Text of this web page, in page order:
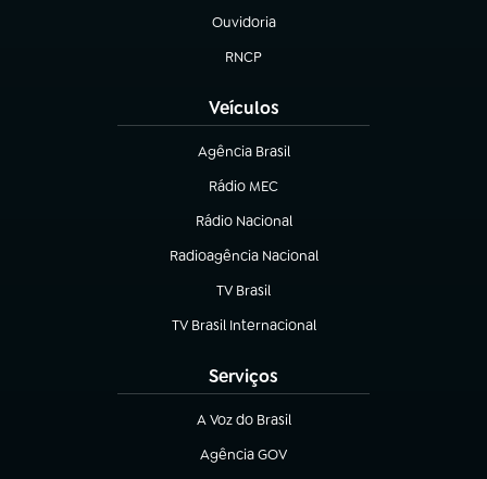
Ouvidoria
(abre em nova aba)
RNCP
(abre em nova aba)
Veículos
Agência Brasil
(abre em nova aba)
Rádio MEC
(abre em nova aba)
Rádio Nacional
Radioagência Nacional
(abre em nova aba)
TV Brasil
(abre em nova aba)
TV Brasil Internacional
(abre em nova aba)
Serviços
A Voz do Brasil
(abre em nova aba)
Agência GOV
(abre em nova aba)